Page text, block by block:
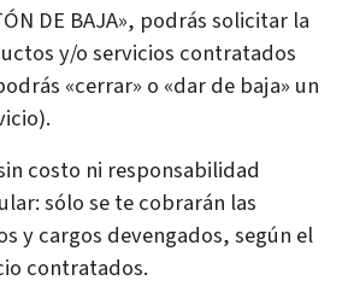
DE BAJA», podrás solicitar la
y/o servicios contratados
«cerrar» o «dar de baja» un
costo ni responsabilidad
sólo se te cobrarán las
y cargos devengados, según el
contratados.